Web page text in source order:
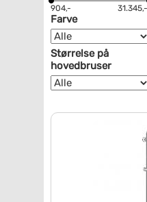
904,- 31.345,-
Farve
Størrelse på
hovedbruser